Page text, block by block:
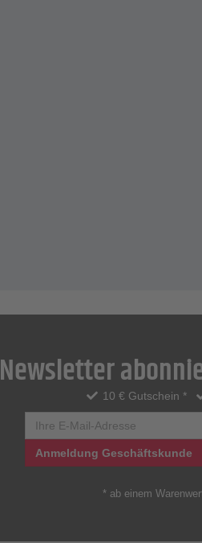
Newsletter
10 € Gutschein *
Anmeldung Geschäftskunde
* ab einem